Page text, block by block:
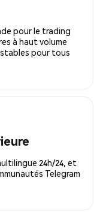
pour le trading
à haut volume
pour tous
24h/24, et
Telegram